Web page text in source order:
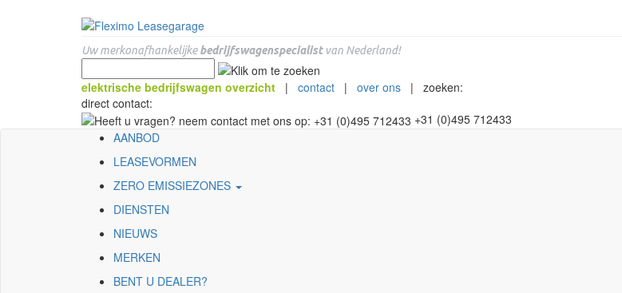
Uw merkonafhankelijkebedrijfswagenspecialistvan Nederland!
elektrische bedrijfswagen overzicht | contact | over ons | zoeken:
direct contact:
+31 (0)495 712433
AANBOD
LEASEVORMEN
ZERO EMISSIEZONES
DIENSTEN
NIEUWS
MERKEN
BENT U DEALER?